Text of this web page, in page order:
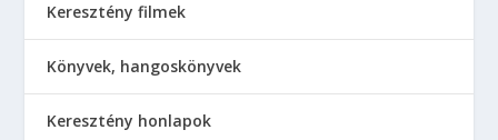
Keresztény filmek
Könyvek, hangoskönyvek
Keresztény honlapok